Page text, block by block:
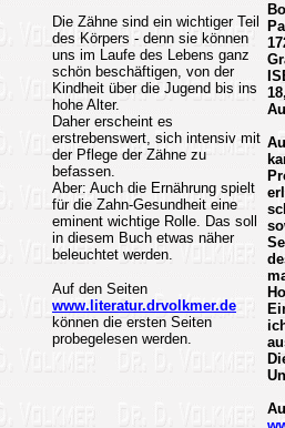
Die Zähne sind ein wichtiger Teil
des Körpers - denn sie können
uns im Laufe des Lebens ganz
schön beschäftigen, von der
Kindheit über die Jugend bis ins
hohe Alter.
Daher erscheint es
erstrebenswert, sich intensiv mit
der Pflege der Zähne zu
befassen.
Aber: Auch die Ernährung spielt
für die Zahn-Gesundheit eine
eminent wichtige Rolle. Das soll
in diesem Buch etwas näher
beleuchtet werden.
Auf den Seiten
www.literatur.drvolkmer.de
können die ersten Seiten
probegelesen werden.